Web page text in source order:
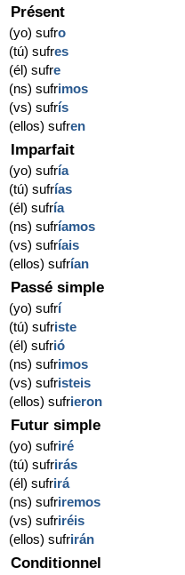
Présent
(yo) sufro
(tú) sufres
(él) sufre
(ns) sufrimos
(vs) sufrís
(ellos) sufren
Imparfait
(yo) sufría
(tú) sufrías
(él) sufría
(ns) sufríamos
(vs) sufríais
(ellos) sufrían
Passé simple
(yo) sufrí
(tú) sufriste
(él) sufrió
(ns) sufrimos
(vs) sufristeis
(ellos) sufrieron
Futur simple
(yo) sufriré
(tú) sufrirás
(él) sufrirá
(ns) sufriremos
(vs) sufriréis
(ellos) sufrirán
Conditionnel